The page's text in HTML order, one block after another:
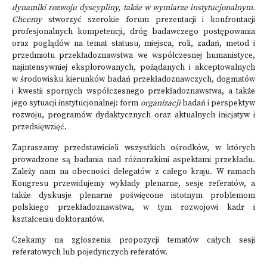
dynamiki rozwoju dyscypliny, także w wymiarze instytucjonalnym.
Chcemy stworzyć szerokie forum prezentacji i konfrontacji
profesjonalnych kompetencji, dróg badawczego postępowania
oraz poglądów na temat statusu, miejsca, roli, zadań, metod i
przedmiotu przekładoznawstwa we współczesnej humanistyce,
najintensywniej eksplorowanych, pożądanych i akceptowalnych
w środowisku kierunków badań przekładoznawczych, dogmatów
i kwestii spornych współczesnego przekładoznawstwa, a także
jego sytuacji instytucjonalnej: form organizacji badań i perspektyw
rozwoju, programów dydaktycznych oraz aktualnych inicjatyw i
przedsięwzięć.
Zapraszamy przedstawicieli wszystkich ośrodków, w których
prowadzone są badania nad różnorakimi aspektami przekładu.
Zależy nam na obecności delegatów z całego kraju. W ramach
Kongresu przewidujemy wykłady plenarne, sesje referatów, a
także dyskusje plenarne poświęcone istotnym problemom
polskiego przekładoznawstwa, w tym rozwojowi kadr i
kształceniu doktorantów.
Czekamy na zgłoszenia propozycji tematów całych sesji
referatowych lub pojedynczych referatów.